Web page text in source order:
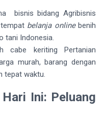
bisnis bidang Agribisnis
belanja online benih
tani Indonesia.
cabe keriting Pertanian
murah, barang dengan
tepat waktu.
Ini: Peluang